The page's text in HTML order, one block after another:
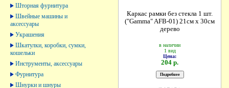
Шторная фурнитура
Швейные машины и
аксессуары
Украшения
Шкатулки, коробки, сумки,
кошельки
Инструменты, аксессуары
Фурнитура
Шнурки и шнуры
Каркас рамки без стекла 1 шт.
("Gamma" AFB-01) 21см х 30см
дерево
в наличии
1 вид
Цена:
204 р.